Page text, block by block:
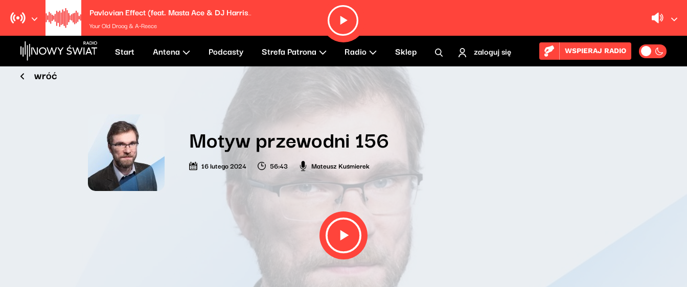
Pavlovian Effect (feat. Masta Ace & DJ Harrison)
Your Old Droog & A-Reece
Start Antena Podcasty Strefa Patrona Radio Sklep zaloguj się WSPIERAJ RADIO
wróć
Motyw przewodni 156
16 lutego 2024 56:43 Mateusz Kuśmierek